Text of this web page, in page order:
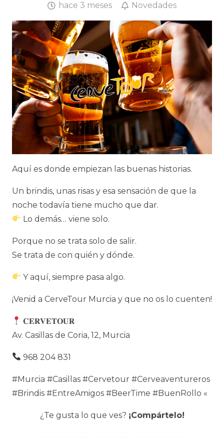
hace 3 meses Novedades
Aquí es donde empiezan las buenas historias.
Un brindis, unas risas y esa sensación de que la
noche todavía tiene mucho que dar.
Lo demás… viene solo.
Porque no se trata solo de salir.
Se trata de con quién y dónde.
Y aquí, siempre pasa algo.
¡Venid a CerveTour Murcia y que no os lo cuenten!
𝐂𝐄𝐑𝐕𝐄𝐓𝐎𝐔𝐑
Av. Casillas de Coria, 12, Murcia
968 204 831
#Murcia #Casillas #Cervetour #Cerveaventureros
#Brindis #EntreAmigos #BeerTime #BuenRollo «
¿Te gusta lo que ves? ¡Compártelo!